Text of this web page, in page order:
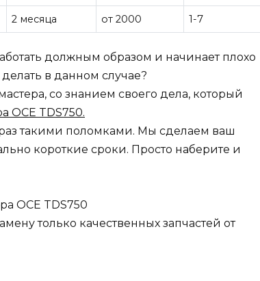
2 месяца от 2000 1-7
должным образом и начинает плохо
в данном случае?
со знанием своего дела, который
OCE TDS750.
такими поломками. Мы сделаем ваш
короткие сроки. Просто наберите и
OCE TDS750
только качественных запчастей от